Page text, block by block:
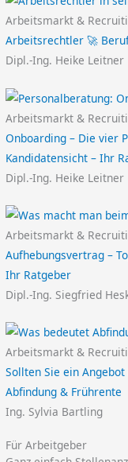
Arbeitsmarkt &
Arbeitsrechtler 🚀
Dipl.-Ing. Heike Leitner
Arbeitsmarkt &
Onboarding – Die vier
Kandidatensicht – Ihr
Dipl.-Ing. Heike Leitner
Arbeitsmarkt &
Aufhebungsvertrag –
Ihr Ratgeber
Dipl.-Ing. Siegfried
Arbeitsmarkt &
Sollten Sie ein
Abfindung & Frührente
Ing. Sylvia Bartling
Für Arbeitgeber